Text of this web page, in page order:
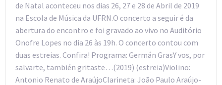
de Natal aconteceu nos dias 26, 27 e 28 de Abril de 2019
na Escola de Música da UFRN.O concerto a seguir é da
abertura do encontro e foi gravado ao vivo no Auditório
Onofre Lopes no dia 26 às 19h. O concerto contou com
duas estreias. Confira! Programa: Germán GrasY vos, por
salvarte, también gritaste…(2019) (estreia)Violino:
Antonio Renato de AraújoClarineta: João Paulo Araújo-